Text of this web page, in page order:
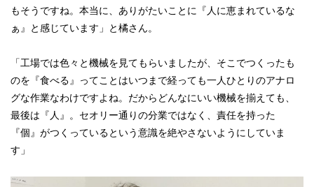
もそうですね。本当に、ありがたいことに『人に恵まれているな
ぁ』と感じています」と橘さん。
「工場では色々と機械を見てもらいましたが、そこでつくったも
のを『食べる』ってことはいつまで経っても一人ひとりのアナロ
グな作業なわけですよね。だからどんなにいい機械を揃えても、
最後は『人』。セオリー通りの分業ではなく、責任を持った
『個』がつくっているという意識を絶やさないようにしていま
す」